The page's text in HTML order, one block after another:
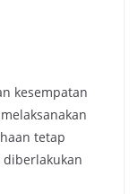
kesempatan
tetap
diberlakukan